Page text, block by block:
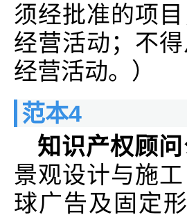
须经批准的项
经营活动；不
经营活动。）
范本4
知识产权顾
景观设计与施
球广告及固定